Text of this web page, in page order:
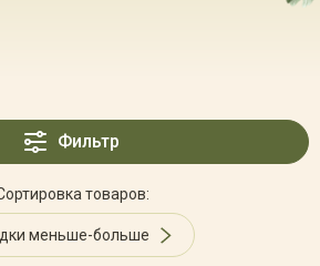
Фильтр
товаров:
меньше-больше